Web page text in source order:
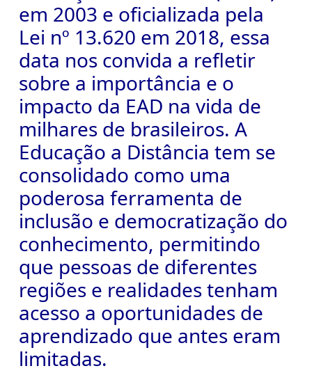
em 2003 e oficializada pela
Lei nº 13.620 em 2018, essa
data nos convida a refletir
sobre a importância e o
impacto da EAD na vida de
milhares de brasileiros. A
Educação a Distância tem se
consolidado como uma
poderosa ferramenta de
inclusão e democratização do
conhecimento, permitindo
que pessoas de diferentes
regiões e realidades tenham
acesso a oportunidades de
aprendizado que antes eram
limitadas.